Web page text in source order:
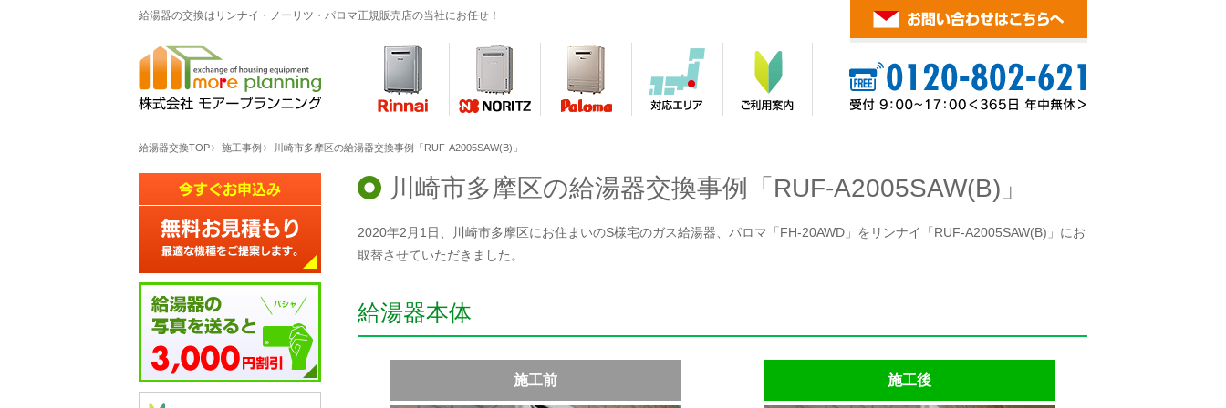
給湯器の交換はリンナイ・ノーリツ・パロマ正規販売店の当社にお任せ！
給湯器交換TOP 施工事例 川崎市多摩区の給湯器交換事例「RUF-A2005SAW(B)」
川崎市多摩区の給湯器交換事例「RUF-A2005SAW(B)」
2020年2月1日、川崎市多摩区にお住まいのS様宅のガス給湯器、パロマ「FH-20AWD」をリンナイ「RUF-A2005SAW(B)」にお
取替させていただきました。
給湯器本体
施工前 施工後